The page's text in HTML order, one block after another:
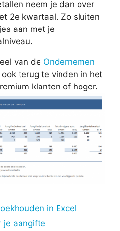
neem je dan over
2e kwartaal. Zo sluiten
aan met je
van de Ondernemen
terug te vinden in het
klanten of hoger.
in Excel
je aangifte